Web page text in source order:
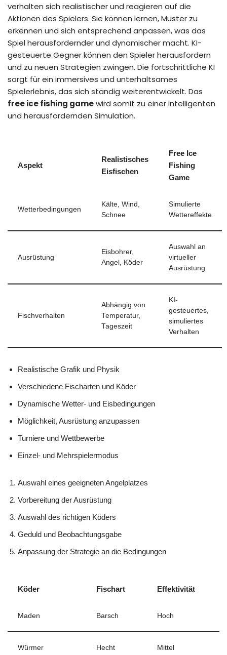
verhalten sich realistischer und reagieren auf die
Aktionen des Spielers. Sie können lernen, Muster zu
erkennen und sich entsprechend anpassen, was das
Spiel herausfordernder und dynamischer macht. KI-
gesteuerte Gegner können den Spieler herausfordern
und zu neuen Strategien zwingen. Die fortschrittliche KI
sorgt für ein immersives und unterhaltsames
Spielerlebnis, das sich ständig weiterentwickelt. Das
free ice fishing gamewird somit zu einer intelligenten
und herausfordernden Simulation.
Aspekt
Realistisches
Eisfischen
Free Ice
Fishing
Game
Wetterbedingungen
Kälte, Wind,
Schnee
Simulierte
Wettereffekte
Ausrüstung
Eisbohrer,
Angel, Köder
Auswahl an
virtueller
Ausrüstung
Fischverhalten
Abhängig von
Temperatur,
Tageszeit
KI-
gesteuertes,
simuliertes
Verhalten
Realistische Grafik und Physik
Verschiedene Fischarten und Köder
Dynamische Wetter- und Eisbedingungen
Möglichkeit, Ausrüstung anzupassen
Turniere und Wettbewerbe
Einzel- und Mehrspielermodus
Auswahl eines geeigneten Angelplatzes
Vorbereitung der Ausrüstung
Auswahl des richtigen Köders
Geduld und Beobachtungsgabe
Anpassung der Strategie an die Bedingungen
Köder Fischart Effektivität
Maden Barsch Hoch
Würmer Hecht Mittel